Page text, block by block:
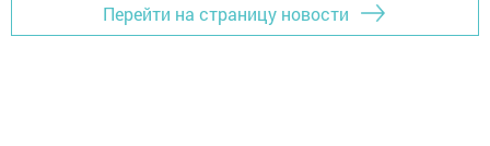
Перейти на страницу новости